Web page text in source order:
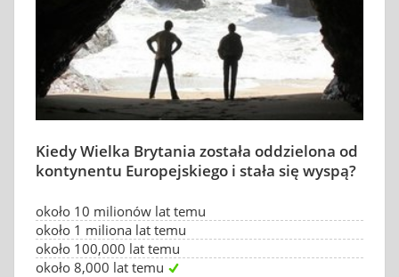
Kiedy Wielka Brytania została oddzielona od
kontynentu Europejskiego i stała się wyspą?
około 10 milionów lat temu
około 1 miliona lat temu
około 100,000 lat temu
około 8,000 lat temu